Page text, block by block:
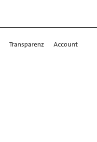
Transparenz
Account